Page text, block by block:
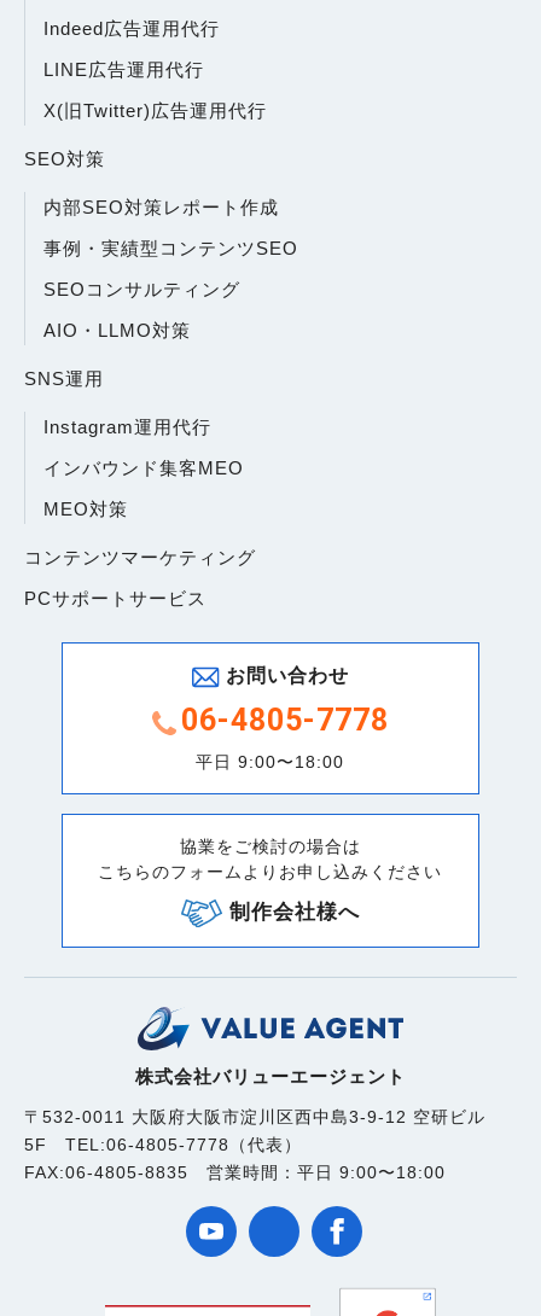
Indeed広告運用代行
LINE広告運用代行
X(旧Twitter)広告運用代行
SEO対策
内部SEO対策レポート作成
事例・実績型コンテンツSEO
SEOコンサルティング
AIO・LLMO対策
SNS運用
Instagram運用代行
インバウンド集客MEO
MEO対策
コンテンツマーケティング
PCサポートサービス
お問い合わせ
06-4805-7778
平日 9:00〜18:00
協業をご検討の場合は
こちらのフォームよりお申し込みください
制作会社様へ
株式会社バリューエージェント
〒532-0011 大阪府大阪市淀川区西中島3-9-12 空研ビル
5F TEL:06-4805-7778（代表）
FAX:06-4805-8835 営業時間：平日 9:00〜18:00